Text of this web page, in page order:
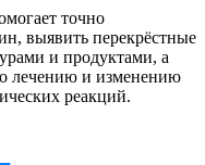
точно
выявить перекрёстные
и продуктами, а
лечению и изменению
реакций.